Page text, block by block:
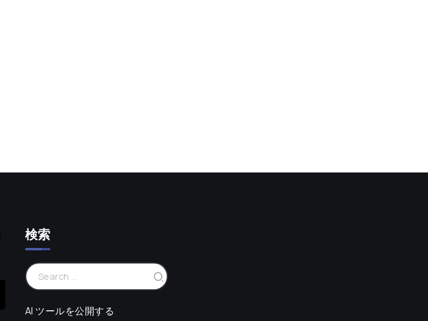
検索
AI ツールを公開する